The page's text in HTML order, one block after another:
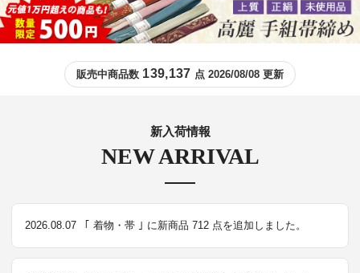
販売中商品数 139,137 点 2026/08/08 更新
NEW ARRIVAL
新入荷情報
2026.08.07 ｢ 着物・帯 ｣ に新商品 712 点を追加しました。